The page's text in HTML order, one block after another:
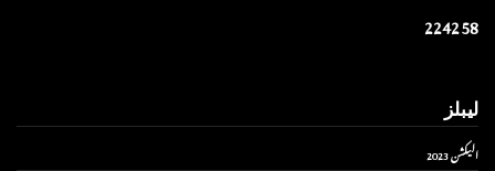
224258
لیبلز
الیکشن 2023